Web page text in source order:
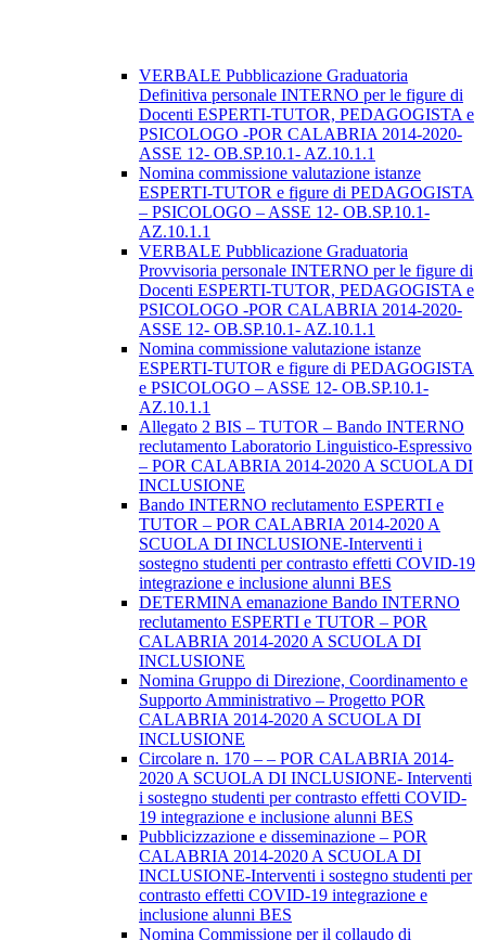
VERBALE Pubblicazione Graduatoria
Definitiva personale INTERNO per le figure di
Docenti ESPERTI-TUTOR, PEDAGOGISTA e
PSICOLOGO -POR CALABRIA 2014-2020-
ASSE 12- OB.SP.10.1- AZ.10.1.1
Nomina commissione valutazione istanze
ESPERTI-TUTOR e figure di PEDAGOGISTA
– PSICOLOGO – ASSE 12- OB.SP.10.1-
AZ.10.1.1
VERBALE Pubblicazione Graduatoria
Provvisoria personale INTERNO per le figure di
Docenti ESPERTI-TUTOR, PEDAGOGISTA e
PSICOLOGO -POR CALABRIA 2014-2020-
ASSE 12- OB.SP.10.1- AZ.10.1.1
Nomina commissione valutazione istanze
ESPERTI-TUTOR e figure di PEDAGOGISTA
e PSICOLOGO – ASSE 12- OB.SP.10.1-
AZ.10.1.1
Allegato 2 BIS – TUTOR – Bando INTERNO
reclutamento Laboratorio Linguistico-Espressivo
– POR CALABRIA 2014-2020 A SCUOLA DI
INCLUSIONE
Bando INTERNO reclutamento ESPERTI e
TUTOR – POR CALABRIA 2014-2020 A
SCUOLA DI INCLUSIONE-Interventi i
sostegno studenti per contrasto effetti COVID-19
integrazione e inclusione alunni BES
DETERMINA emanazione Bando INTERNO
reclutamento ESPERTI e TUTOR – POR
CALABRIA 2014-2020 A SCUOLA DI
INCLUSIONE
Nomina Gruppo di Direzione, Coordinamento e
Supporto Amministrativo – Progetto POR
CALABRIA 2014-2020 A SCUOLA DI
INCLUSIONE
Circolare n. 170 – – POR CALABRIA 2014-
2020 A SCUOLA DI INCLUSIONE- Interventi
i sostegno studenti per contrasto effetti COVID-
19 integrazione e inclusione alunni BES
Pubblicizzazione e disseminazione – POR
CALABRIA 2014-2020 A SCUOLA DI
INCLUSIONE-Interventi i sostegno studenti per
contrasto effetti COVID-19 integrazione e
inclusione alunni BES
Nomina Commissione per il collaudo di